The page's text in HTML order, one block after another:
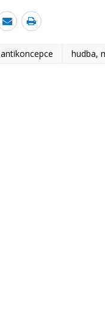
antikoncepce hudba,